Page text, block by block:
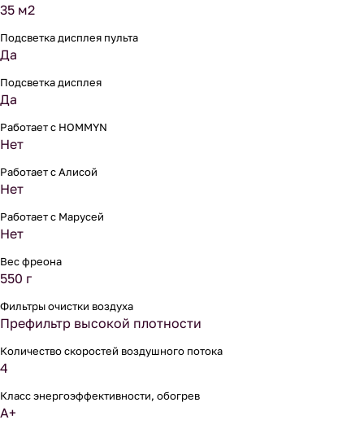
35 м2
Подсветка дисплея пульта
Да
Подсветка дисплея
Да
Работает с HOMMYN
Нет
Работает с Алисой
Нет
Работает с Марусей
Нет
Вес фреона
550 г
Фильтры очистки воздуха
Префильтр высокой плотности
Количество скоростей воздушного потока
4
Класс энергоэффективности, обогрев
A+